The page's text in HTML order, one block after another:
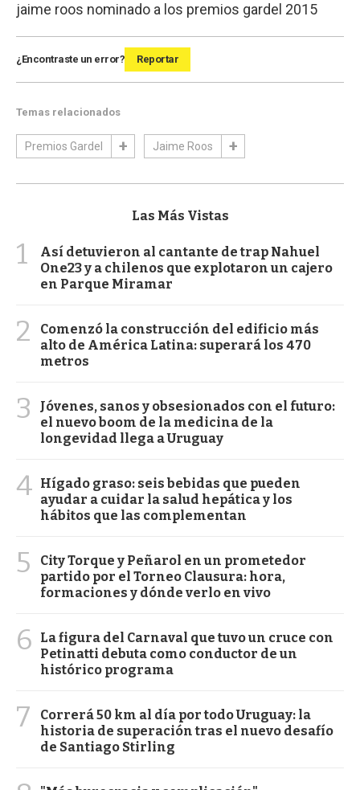
jaime roos nominado a los premios gardel 2015
¿Encontraste un error? Reportar
Temas relacionados
Premios Gardel Jaime Roos
Las Más Vistas
1
Así detuvieron al cantante de trap Nahuel
One23 y a chilenos que explotaron un cajero
en Parque Miramar
2
Comenzó la construcción del edificio más
alto de América Latina: superará los 470
metros
3
Jóvenes, sanos y obsesionados con el futuro:
el nuevo boom de la medicina de la
longevidad llega a Uruguay
4 Hígado graso: seis bebidas que pueden
ayudar a cuidar la salud hepática y los
hábitos que las complementan
5
City Torque y Peñarol en un prometedor
partido por el Torneo Clausura: hora,
formaciones y dónde verlo en vivo
6
La figura del Carnaval que tuvo un cruce con
Petinatti debuta como conductor de un
histórico programa
7
Correrá 50 km al día por todo Uruguay: la
historia de superación tras el nuevo desafío
de Santiago Stirling